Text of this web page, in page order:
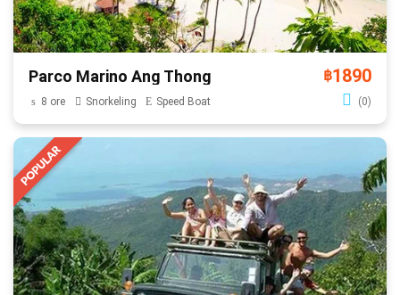
Parco Marino Ang Thong ฿1890
8 ore Snorkeling Speed Boat (0)